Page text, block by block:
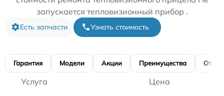
запускается тепловизионный прибор .
Есть запчасти Узнать стоимость
Гарантия Модели Акции Преимущества
Услуга Цена